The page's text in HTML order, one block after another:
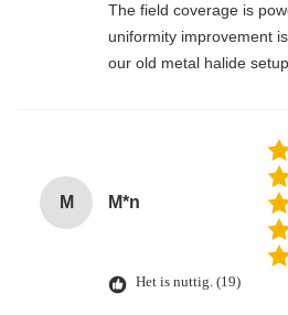
The field coverage is
uniformity improvement
our old metal halide setup
M M*n
Het is nuttig. (19)